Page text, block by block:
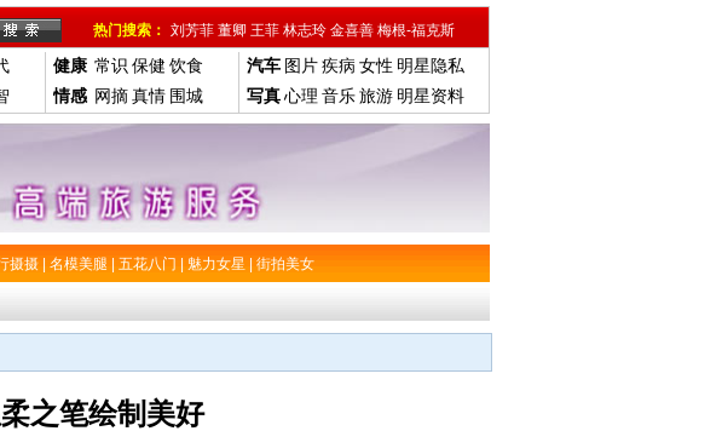
热门搜索： 刘芳菲 董卿 王菲 林志玲 金喜善 梅根-福克斯
健康 常识 保健 饮食
情感 网摘真情 围城
汽车 图片疾病 女性 明星隐私
写真心理 音乐旅游 明星资料
摄摄 名模美腿 五花八门 魅力女星 街拍美女
之笔绘制美好